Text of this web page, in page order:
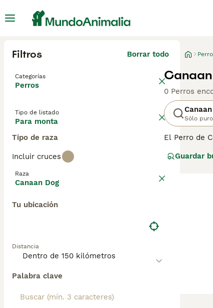
Filtros Borrar todo
Categorías
Perros
Tipo de listado
Para monta
Tipo de raza
Incluir cruces
Raza
Canaan Dog
Tu ubicación
Distancia
Palabra clave
0 Perros
Sólo puro
El Perro de
perros han
mundo. Lee
Guardar